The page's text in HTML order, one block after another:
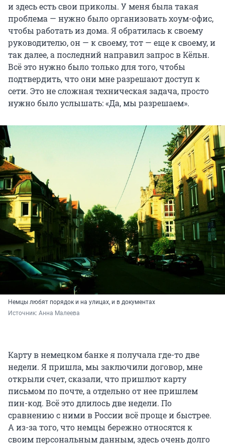
и здесь есть свои приколы. У меня была такая
проблема — нужно было организовать хоум-офис,
чтобы работать из дома. Я обратилась к своему
руководителю, он — к своему, тот — еще к своему, и
так далее, а последний направил запрос в Кёльн.
Всё это нужно было только для того, чтобы
подтвердить, что они мне разрешают доступ к
сети. Это не сложная техническая задача, просто
нужно было услышать: «Да, мы разрешаем».
Немцы любят порядок и на улицах, и в документах
Источник: Анна Малеева
Карту в немецком банке я получала где-то две
недели. Я пришла, мы заключили договор, мне
открыли счет, сказали, что пришлют карту
письмом по почте, а отдельно от нее пришлем
пин-код. Всё это длилось две недели. По
сравнению с ними в России всё проще и быстрее.
А из-за того, что немцы бережно относятся к
своим персональным данным, здесь очень долго